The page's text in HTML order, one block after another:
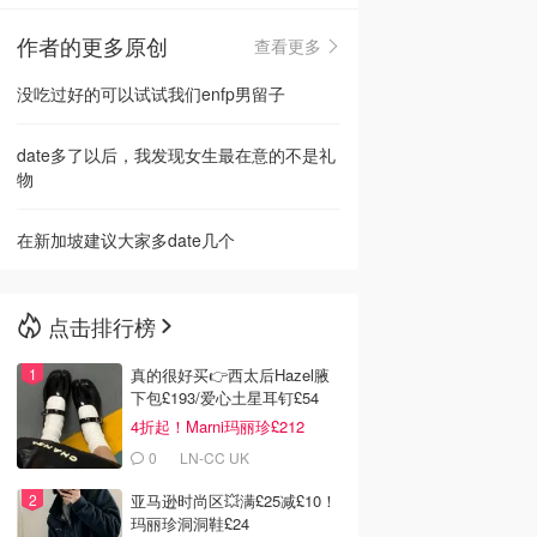
🇳🇿新西兰
作者的更多原创
查看更多
没吃过好的可以试试我们enfp男留子
date多了以后，我发现女生最在意的不是礼
物
在新加坡建议大家多date几个
点击排行榜
真的很好买👉西太后Hazel腋
下包£193/爱心土星耳钉£54
4折起！Marni玛丽珍£212
0 LN-CC UK
亚马逊时尚区💥满£25减£10！
玛丽珍洞洞鞋£24